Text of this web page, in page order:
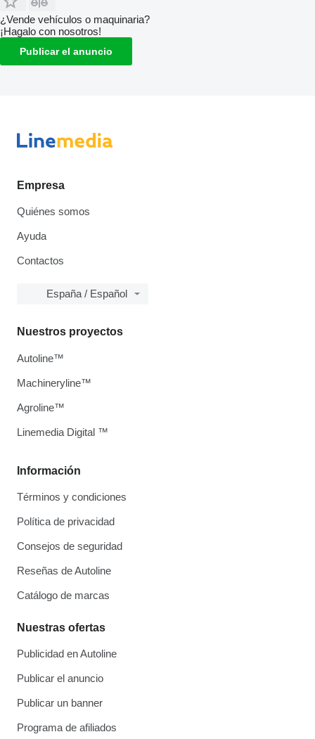
¿Vende vehículos o maquinaria?
¡Hagalo con nosotros!
Publicar el anuncio
Empresa
Quiénes somos
Ayuda
Contactos
España / Español
Información
Términos y condiciones
Política de privacidad
Consejos de seguridad
Reseñas de Autoline
Catálogo de marcas
Nuestras ofertas
Publicidad en Autoline
Publicar el anuncio
Publicar un banner
Programa de afiliados
Nuestros proyectos
Autoline™
Machineryline™
Agroline™
Linemedia Digital ™